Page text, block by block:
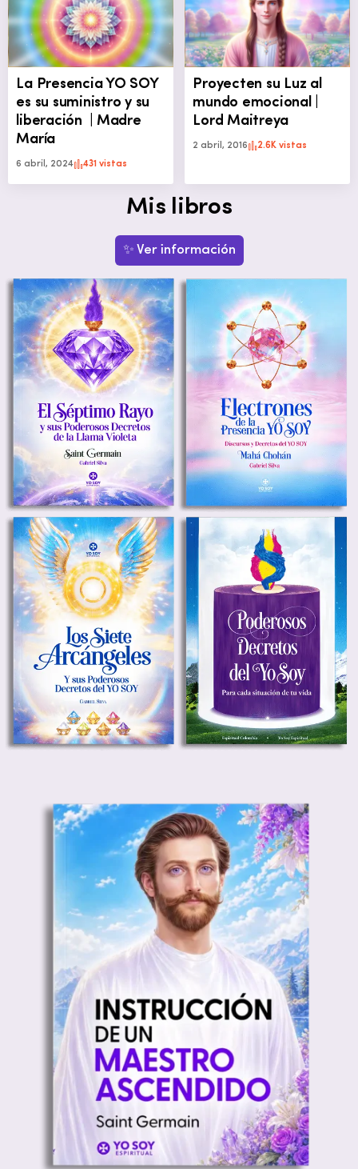
La Presencia YO SOY
es su suministro y su
liberación | Madre
María
6 abril, 2024 431 vistas
Proyecten su Luz al
mundo emocional |
Lord Maitreya
2 abril, 2016 2.6K vistas
Mis libros
✨ Ver información